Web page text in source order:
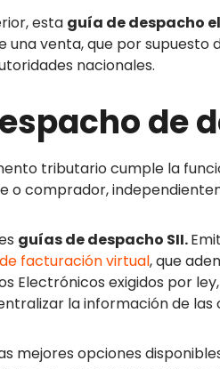
esta guía de despacho
venta, que por supuesto
nacionales.
de
tributario cumple la
o comprador,
guías de despacho SII.
facturación virtual, que
Electrónicos exigidos por
la información de las
mejores opciones